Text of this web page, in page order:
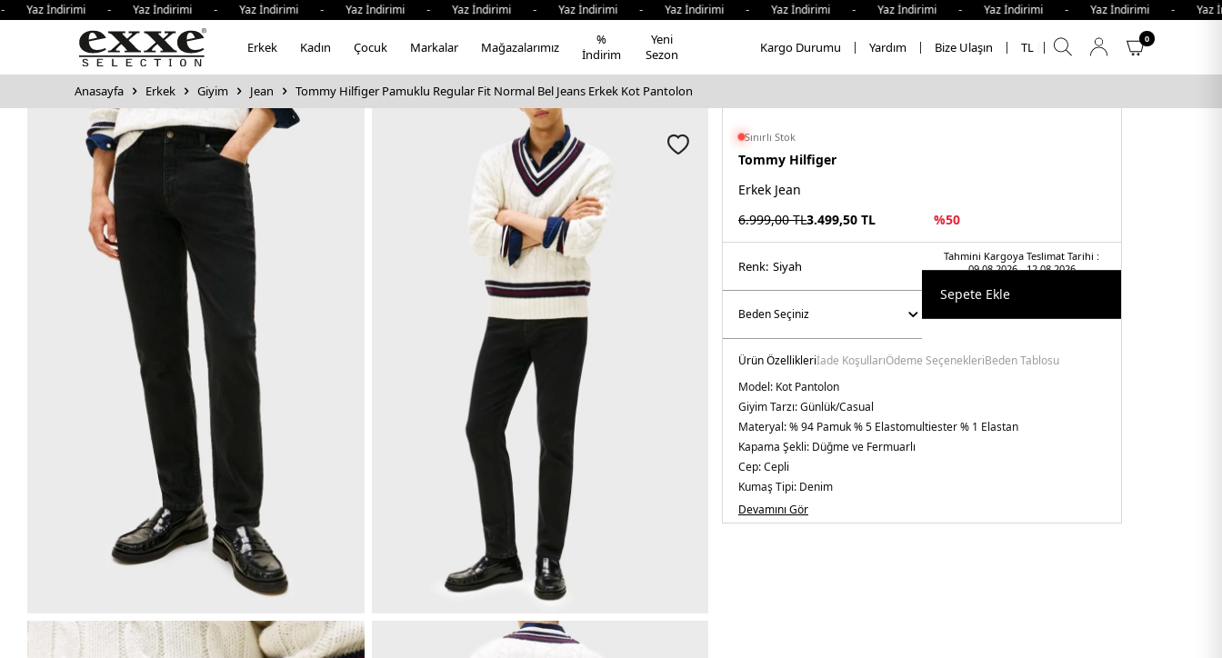
İndirimi - Yaz İndirimi - Yaz İndirimi - Yaz İndirimi - Yaz İndirimi - Yaz İndirimi - Yaz İndirimi - Yaz İndirimi - Yaz İndirimi - Yaz İndirimi - Yaz İndirimi -
Erkek Kadın Çocuk Markalar Mağazalarımız
%
İndirim
Yeni
Sezon
Kargo Durumu Yardım Bize Ulaşın TL
0
Anasayfa Erkek Giyim Jean Tommy Hilfiger Pamuklu Regular Fit Normal Bel Jeans Erkek Kot Pantolon
Sınırlı Stok
Tommy Hilfiger
Erkek Jean
6.999,00TL3.499,50 TL %50
Tahmini Kargoya Teslimat Tarihi :
09.08.2026 - 12.08.2026
Renk: si̇yah
Sepete Ekle
Ürün Özellikleriİade KoşullarıÖdeme SeçenekleriBeden Tablosu
Model: Kot Pantolon
Giyim Tarzı:Günlük/Casual
Materyal:% 94 Pamuk % 5 Elastomultiester % 1 Elastan
Kapama Şekli: Düğme ve Fermuarlı
Cep:Cepli
Kumaş Tipi: Denim
Bel:Normal Bel
Boy:Standart
Devamını Gör